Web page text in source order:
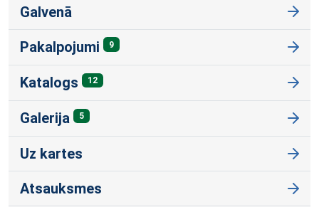
Galvenā
Pakalpojumi 9
Katalogs 12
Galerija 5
Uz kartes
Atsauksmes